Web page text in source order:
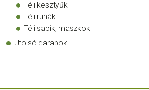
Téli kesztyűk
Téli ruhák
Téli sapik, maszkok
Utolsó darabok